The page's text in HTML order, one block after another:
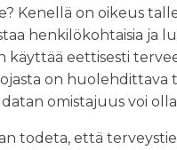
Kenellä on oikeus
henkilökohtaisia ja
käyttää eettisesti
on
omistajuus voi
todeta, että